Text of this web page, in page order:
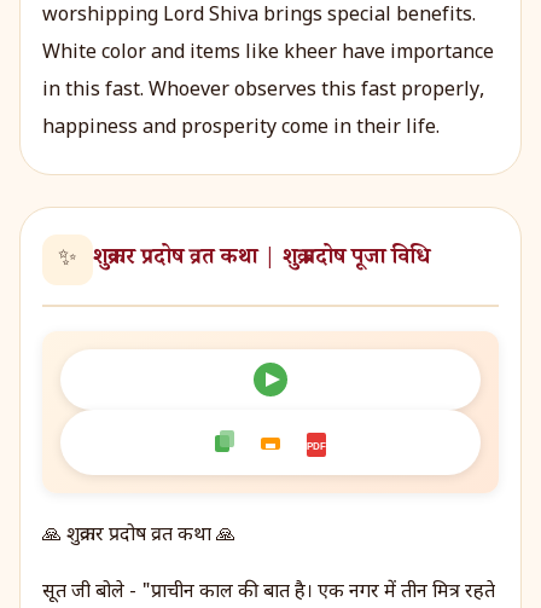
worshipping Lord Shiva brings special benefits.
White color and items like kheer have importance
in this fast. Whoever observes this fast properly,
happiness and prosperity come in their life.
✨ शुक्रवार प्रदोष व्रत कथा | शुक्र प्रदोष पूजा विधि
PDF
🙏 शुक्रवार प्रदोष व्रत कथा 🙏
सूत जी बोले - "प्राचीन काल की बात है। एक नगर में तीन मित्र रहते